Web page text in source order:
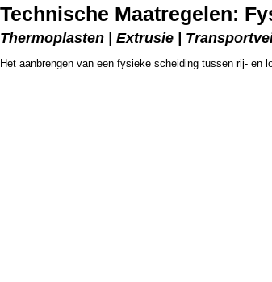
Technische Maatregelen:
Thermoplasten | Extrusie |
Het aanbrengen van een fysieke scheiding tussen rij- en